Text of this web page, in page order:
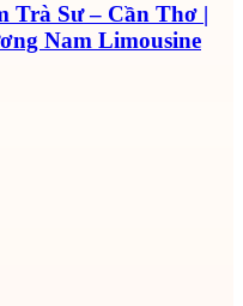
Trà Sư – Cần Thơ |
Nam Limousine